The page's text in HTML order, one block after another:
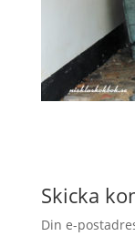
Skicka
Din e-